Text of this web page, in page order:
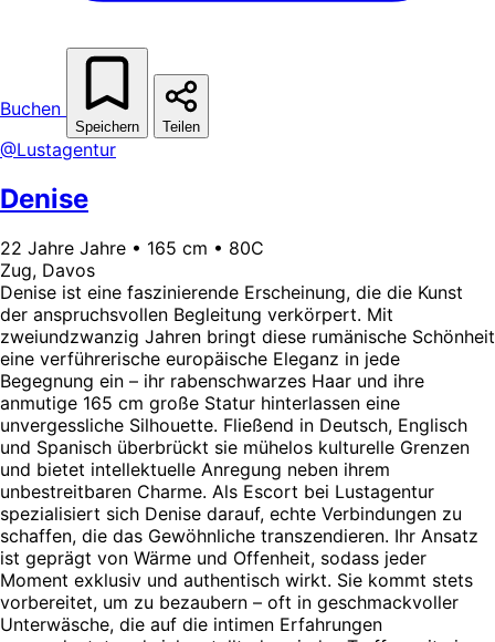
Buchen
Speichern Teilen
@Lustagentur
Denise
22 Jahre Jahre • 165 cm • 80C
Zug, Davos
Denise ist eine faszinierende Erscheinung, die die Kunst
der anspruchsvollen Begleitung verkörpert. Mit
zweiundzwanzig Jahren bringt diese rumänische Schönheit
eine verführerische europäische Eleganz in jede
Begegnung ein – ihr rabenschwarzes Haar und ihre
anmutige 165 cm große Statur hinterlassen eine
unvergessliche Silhouette. Fließend in Deutsch, Englisch
und Spanisch überbrückt sie mühelos kulturelle Grenzen
und bietet intellektuelle Anregung neben ihrem
unbestreitbaren Charme. Als Escort bei Lustagentur
spezialisiert sich Denise darauf, echte Verbindungen zu
schaffen, die das Gewöhnliche transzendieren. Ihr Ansatz
ist geprägt von Wärme und Offenheit, sodass jeder
Moment exklusiv und authentisch wirkt. Sie kommt stets
vorbereitet, um zu bezaubern – oft in geschmackvoller
Unterwäsche, die auf die intimen Erfahrungen